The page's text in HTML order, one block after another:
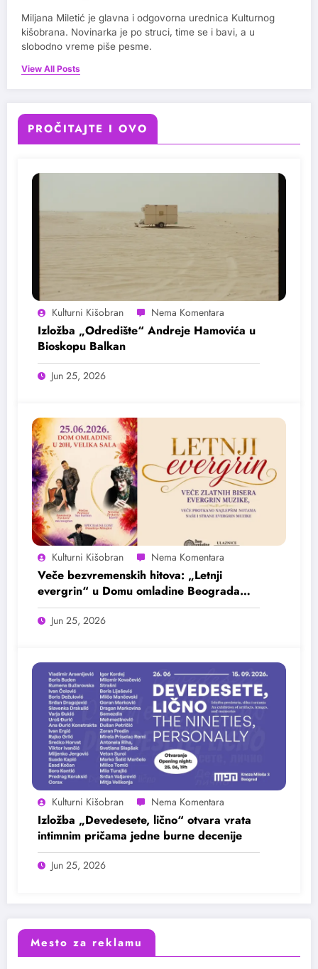
Miljana Miletić je glavna i odgovorna urednica Kulturnog
kišobrana. Novinarka je po struci, time se i bavi, a u
slobodno vreme piše pesme.
View All Posts
PROČITAJTE I OVO
Kulturni Kišobran
Izložba „Odredište“ Andreje Hamovića u
Bioskopu Balkan
Jun 25, 2026
Kulturni Kišobran
Veče bezvremenskih hitova: „Letnji
evergrin“ u Domu omladine Beograda
25. juna
Jun 25, 2026
Kulturni Kišobran
Izložba „Devedesete, lično“ otvara vrata
intimnim pričama jedne burne decenije
Jun 25, 2026
Mesto za reklamu